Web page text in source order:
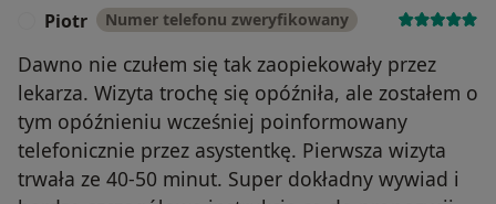
Piotr Numer telefonu zweryfikowany
Dawno nie czułem się tak zaopiekowały przez
lekarza. Wizyta trochę się opóźniła, ale zostałem o
tym opóźnieniu wcześniej poinformowany
telefonicznie przez asystentkę. Pierwsza wizyta
trwała ze 40-50 minut. Super dokładny wywiad i